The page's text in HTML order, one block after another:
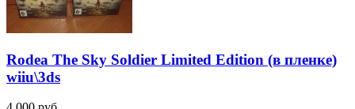
Rodea The Sky Soldier Limited Edition (в пленке)
wiiu\3ds